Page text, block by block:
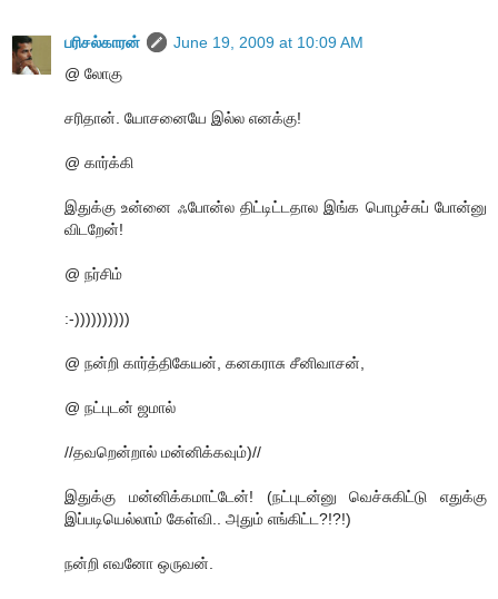
பரிசல்காரன்
June 19, 2009 at 10:09 AM
@ லோகு
சரிதான். யோசனையே இல்ல எனக்கு!
@ கார்க்கி
இதுக்கு உன்னை ஃபோன்ல திட்டிட்டதால இங்க பொழச்சுப் போன்னு
விடறேன்!
@ நர்சிம்
:-))))))))))
@ நன்றி கார்த்திகேயன், கனகராசு சீனிவாசன்,
@ நட்புடன் ஜமால்
//தவறென்றால் மன்னிக்கவும்)//
இதுக்கு மன்னிக்கமாட்டேன்! (நட்புடன்னு வெச்சுகிட்டு எதுக்கு
இப்படியெல்லாம் கேள்வி.. அதும் எங்கிட்ட?!?!)
நன்றி எவனோ ஒருவன்.